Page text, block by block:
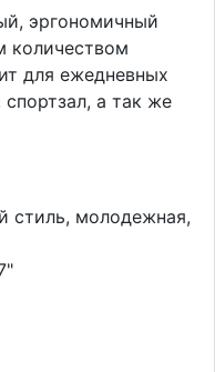
эргономичный
количеством
для ежедневных
спортзал, а так же
стиль, молодежная,